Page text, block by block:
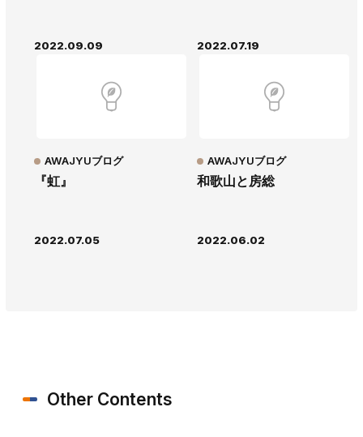
2022.09.09 2022.07.19
『虹』
AWAJYUブログ
2022.07.05
和歌山と房総
AWAJYUブログ
2022.06.02
Other Contents